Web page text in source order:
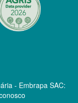
- Embrapa SAC: